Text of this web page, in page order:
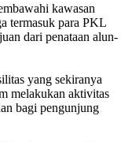
kawasan
termasuk para PKL
dari penataan alun-
yang sekiranya
melakukan aktivitas
bagi pengunjung